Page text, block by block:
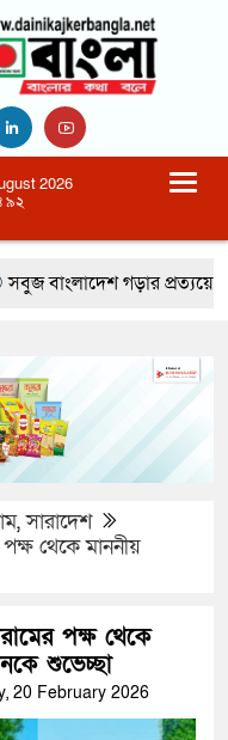
2026
৯২
বাংলাদেশ গড়ার প্রত্যয়ে
,সারাদেশ
থেকে মাননীয়
পক্ষ থেকে
শুভেচ্ছা
20 February 2026